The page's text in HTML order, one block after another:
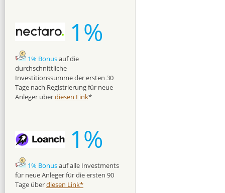
1%
1% Bonusauf die
durchschnittliche
Investitionssumme der ersten 30
Tage nach Registrierung für neue
Anleger überdiesen Link*
1%
1% Bonusauf alle Investments
für neue Anleger für die ersten 90
Tage überdiesen Link*